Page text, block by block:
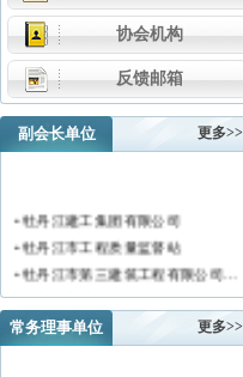
协会机构
反馈邮箱
副会长单位 更多>>
• 牡丹江建工集团有限公司
• 牡丹江市工程质量监督站
• 牡丹江市第三建筑工程有限公司…
• 牡丹江市安装工程有限公司
• 黑龙江北方工具有限公司
常务理事单位 更多>>